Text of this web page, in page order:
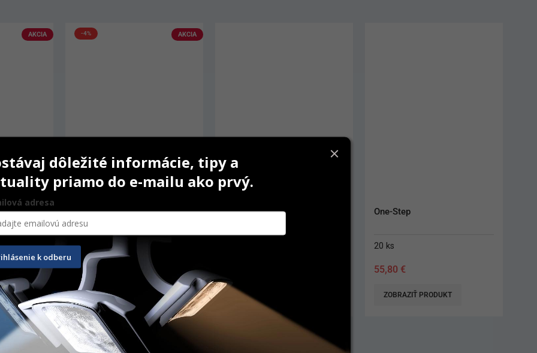
AKCIA
Current
price
is:
162,90 €.
157,60
Charisma Flow
1,8 g
17,00
ZOBRAZIŤ PRODUKT
One-Step
ZOBRAZIŤ PRODUKT
Profluorid Varnish
10 ml
33,40 €
ZOBRAZIŤ PRODUKT
dôležité informácie, tipy a
priamo do e-mailu ako prvý.
adresa
k odberu